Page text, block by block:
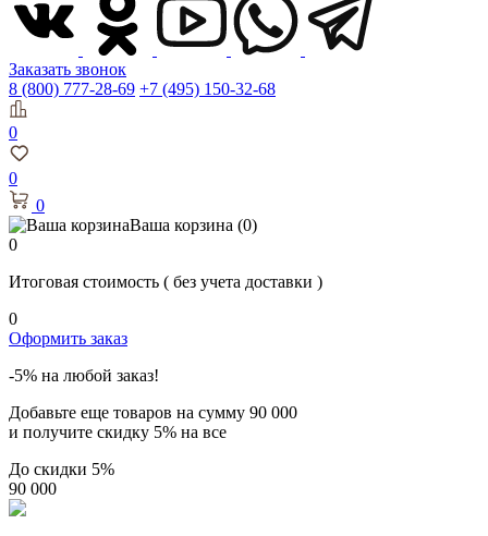
Заказать звонок
8 (800) 777-28-69 +7 (495) 150-32-68
0
0
0
Ваша корзина (0)
0
Итоговая стоимость ( без учета доставки )
0
Оформить заказ
-5% на любой заказ!
Добавьте еще товаров на сумму 90 000
и получите скидку 5% на все
До скидки 5%
90 000